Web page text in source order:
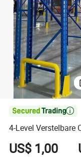

4-Level Verstelbare
US$ 1,00